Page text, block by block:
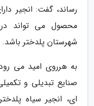
محصول می تواند
شهرستان پلدختر باشد.
به هرروی امید می
صنایع تبدیلی و
ای، انجیر سیاه